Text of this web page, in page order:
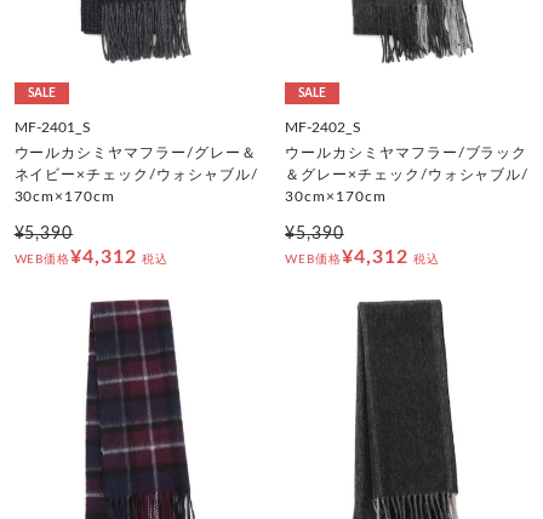
SALE
MF-2401_S
ウールカシミヤマフラー/グレー＆
ネイビー×チェック/ウォシャブル/
30cm×170cm
¥5,390
WEB価格¥4,312 税込
SALE
MF-2402_S
ウールカシミヤマフラー/ブラック
＆グレー×チェック/ウォシャブル/
30cm×170cm
¥5,390
WEB価格¥4,312 税込